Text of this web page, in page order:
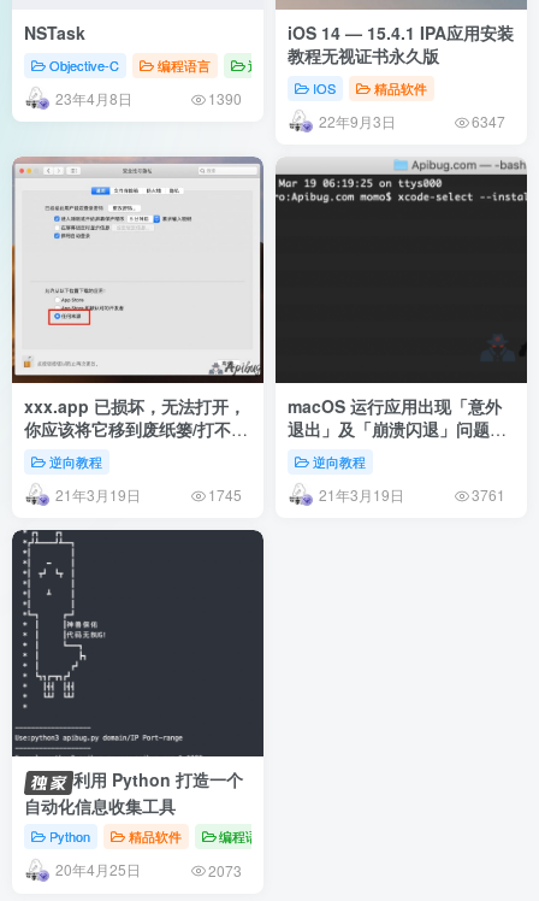
NSTask
Objective-C 编程语言 逆向教程
23年4月8日 1390
iOS 14 — 15.4.1 IPA应用安装
教程无视证书永久版
IOS 精品软件
22年9月3日 6347
xxx.app 已损坏，无法打开，
你应该将它移到废纸篓/打不开
xxx，因为它来自身份不明的
开发者解决方法
逆向教程
21年3月19日 1745
macOS 运行应用出现「意外
退出」及「崩溃闪退」问题修
复方法逆向教程
21年3月19日 3761
利用 Python 打造一个
自动化信息收集工具
Python 精品软件 编程语言
20年4月25日 2073